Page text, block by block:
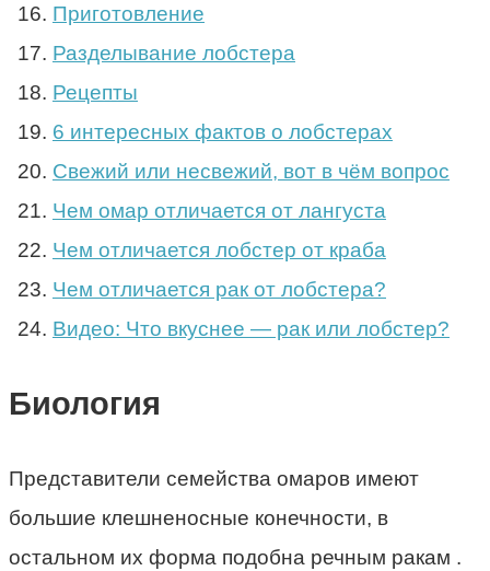
Приготовление
Разделывание лобстера
Рецепты
6 интересных фактов о лобстерах
Свежий или несвежий, вот в чём вопрос
Чем омар отличается от лангуста
Чем отличается лобстер от краба
Чем отличается рак от лобстера?
Видео: Что вкуснее — рак или лобстер?
Биология
Представители семейства омаров имеют
большие клешненосные конечности, в
остальном их форма подобна речным ракам .